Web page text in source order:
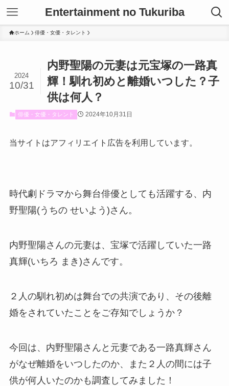
Entertainment no Tukuriba
ホーム 俳優・女優・タレント
内野聖陽の元妻は元宝塚の一路真
輝！馴れ初めと離婚いつした？子
供は何人？
2024
10/31
俳優・女優・タレント 2024年10月31日
当サイトはアフィリエイト広告を利用しています。
時代劇ドラマから舞台俳優としても活躍する、内
野聖陽(うちの せいよう)さん。
内野聖陽さんの元妻は、宝塚で活躍していた一路
真輝(いちろ まき)さんです。
２人の馴れ初めは舞台での共演であり、その後離
婚をされていたことをご存知でしょうか？
今回は、内野聖陽さんと元妻である一路真輝さん
がなぜ離婚をいつしたのか、また２人の間には子
供が何人いたのかも調査してみました！